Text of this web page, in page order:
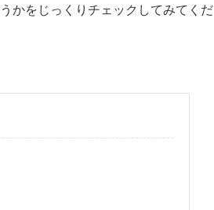
かをじっくりチェックしてみてくだ